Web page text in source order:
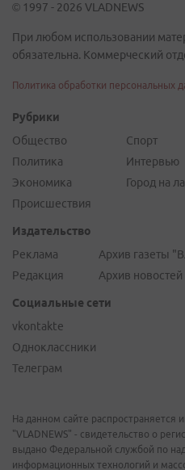
© 1997 - 2026 VLADNEWS
При любом использовании
обязательна. Коммерческий
Политика обработки персональных
Рубрики
Общество
Политика
Экономика
Происшествия
Спорт
Интервью
Город на
Издательство
Реклама
Редакция
Архив газеты
Архив новостей
Социальные сети
vkontakte
Одноклассники
Телеграм
На данном сайте распространяется
"VLADNEWS" - свидетельство о
выдано Федеральной службой по
информационных технологий и